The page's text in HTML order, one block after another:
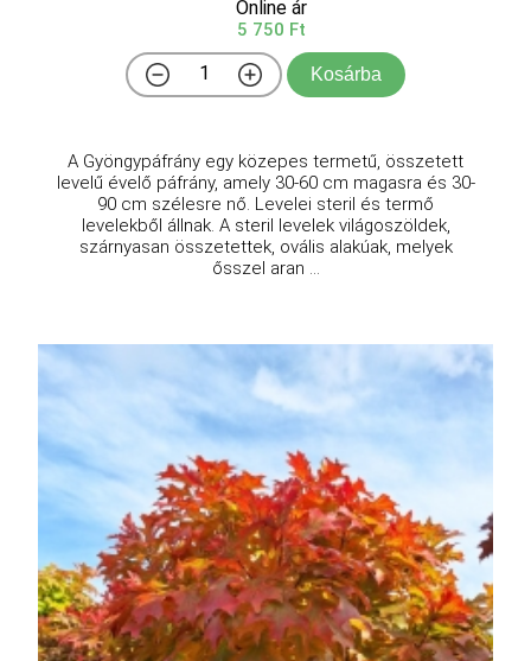
Online ár
5 750 Ft
Kosárba
A Gyöngypáfrány egy közepes termetű, összetett
levelű évelő páfrány, amely 30-60 cm magasra és 30-
90 cm szélesre nő. Levelei steril és termő
levelekből állnak. A steril levelek világoszöldek,
szárnyasan összetettek, ovális alakúak, melyek
ősszel aran ...